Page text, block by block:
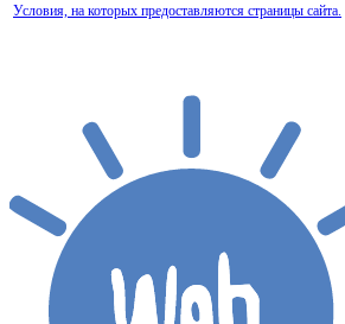
Условия, на которых предоставляются страницы сайта.